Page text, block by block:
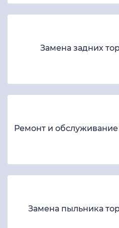
Замена задних
Ремонт и
Замена пыльника